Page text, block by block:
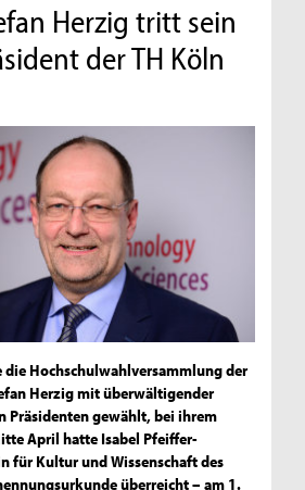
Herzig tritt sein
der TH Köln
die Hochschulwahlversammlung der
Herzig mit überwältigender
Präsidenten gewählt, bei ihrem
April hatte Isabel Pfeiffer-
für Kultur und Wissenschaft des
überreicht – am 1.